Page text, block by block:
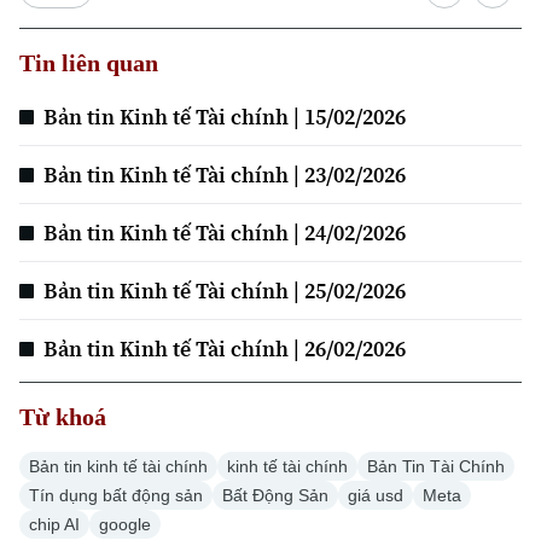
Xu hướng
Tin liên quan
Bản tin Kinh tế Tài chính | 15/02/2026
Bản tin Kinh tế Tài chính | 23/02/2026
Bản tin Kinh tế Tài chính | 24/02/2026
Bản tin Kinh tế Tài chính | 25/02/2026
Bản tin Kinh tế Tài chính | 26/02/2026
Từ khoá
Bản tin kinh tế tài chính kinh tế tài chính
Bản Tin Tài Chính
Tín dụng bất động sản
Bất Động Sản giá usd
Meta
chip AI
google